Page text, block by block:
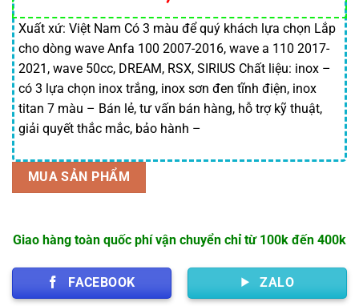
Xuất xứ: Việt Nam Có 3 màu để quý khách lựa chọn Lắp
cho dòng wave Anfa 100 2007-2016, wave a 110 2017-
2021, wave 50cc, DREAM, RSX, SIRIUS Chất liệu: inox –
có 3 lựa chọn inox trắng, inox sơn đen tĩnh điện, inox
titan 7 màu – Bán lẻ, tư vấn bán hàng, hỗ trợ kỹ thuật,
giải quyết thắc mắc, bảo hành –
MUA SẢN PHẨM
Giao hàng toàn quốc phí vận chuyển chỉ từ 100k đến 400k
FACEBOOK ZALO